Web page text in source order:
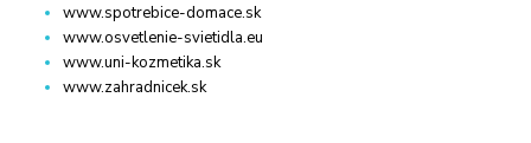
www.spotrebice-domace.sk
www.osvetlenie-svietidla.eu
www.uni-kozmetika.sk
www.zahradnicek.sk